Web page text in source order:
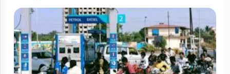
రేడియో
(Live
Radio)